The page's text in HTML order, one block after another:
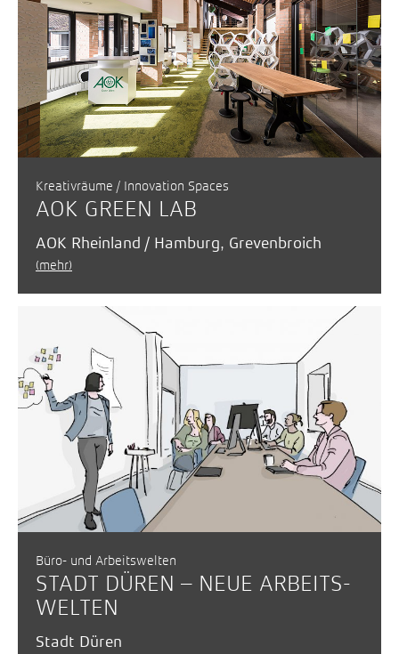
Kreativräume / Innovation Spaces
AOK GREEN LAB
AOK Rheinland / Hamburg, Grevenbroich
(mehr)
Büro- und Arbeitswelten
STADT DÜREN – NEUE ARBEITS­
WELTEN
Stadt Düren